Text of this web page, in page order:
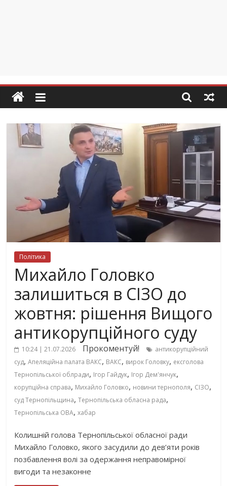
Політика
Михайло Головко
залишиться в СІЗО до
жовтня: рішення Вищого
антикорупційного суду
10:24 | 21.07.2026 Прокоментуй!
антикорупційний
суд,Апеляційна палата ВАКС, ВАКС, вирок Головку, ексголова
Тернопільської облради, Ігор Гайдук, Ігор Дем'янчук,
корупційна справа, Михайло Головко, новини тернополя, СІЗО,
суд Тернопільщина,Тернопільська обласна рада,
Тернопільська ОВА,хабар
Колишній голова Тернопільської обласної ради
Михайло Головко, якого засудили до дев’яти років
позбавлення волі за одержання неправомірної
вигоди та незаконне